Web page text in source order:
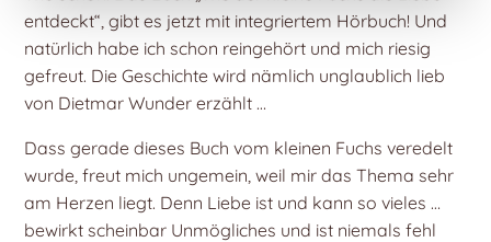
entdeckt“, gibt es jetzt mit integriertem Hörbuch! Und
natürlich habe ich schon reingehört und mich riesig
gefreut. Die Geschichte wird nämlich unglaublich lieb
von Dietmar Wunder erzählt …
Dass gerade dieses Buch vom kleinen Fuchs veredelt
wurde, freut mich ungemein, weil mir das Thema sehr
am Herzen liegt. Denn Liebe ist und kann so vieles …
bewirkt scheinbar Unmögliches und ist niemals fehl